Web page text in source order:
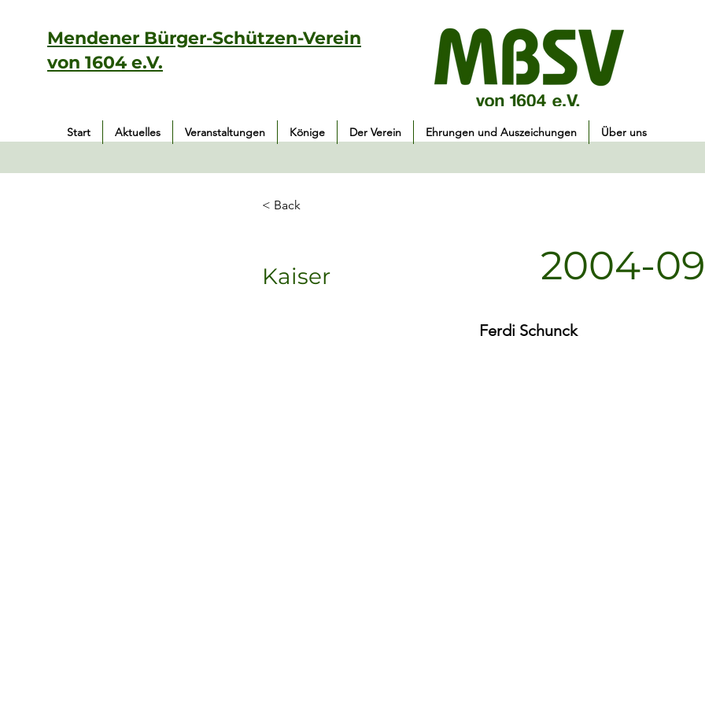
Mendener Bürger-Schützen-Verein
von 1604 e.V.
Start Aktuelles Veranstaltungen Könige Der Verein Ehrungen und Auszeichungen Über uns
< Back
Kaiser 2004-09
Ferdi Schunck